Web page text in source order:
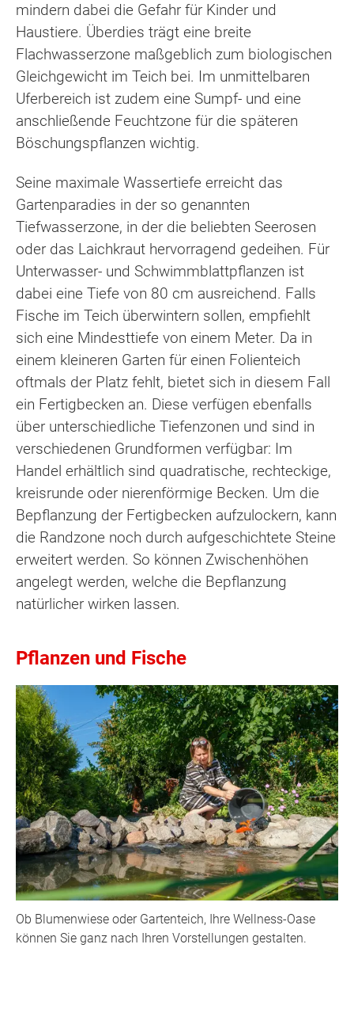
mindern dabei die Gefahr für Kinder und
Haustiere. Überdies trägt eine breite
Flachwasserzone maßgeblich zum biologischen
Gleichgewicht im Teich bei. Im unmittelbaren
Uferbereich ist zudem eine Sumpf- und eine
anschließende Feuchtzone für die späteren
Böschungspflanzen wichtig.
Seine maximale Wassertiefe erreicht das
Gartenparadies in der so genannten
Tiefwasserzone, in der die beliebten Seerosen
oder das Laichkraut hervorragend gedeihen. Für
Unterwasser- und Schwimmblattpflanzen ist
dabei eine Tiefe von 80 cm ausreichend. Falls
Fische im Teich überwintern sollen, empfiehlt
sich eine Mindesttiefe von einem Meter. Da in
einem kleineren Garten für einen Folienteich
oftmals der Platz fehlt, bietet sich in diesem Fall
ein Fertigbecken an. Diese verfügen ebenfalls
über unterschiedliche Tiefenzonen und sind in
verschiedenen Grundformen verfügbar: Im
Handel erhältlich sind quadratische, rechteckige,
kreisrunde oder nierenförmige Becken. Um die
Bepflanzung der Fertigbecken aufzulockern, kann
die Randzone noch durch aufgeschichtete Steine
erweitert werden. So können Zwischenhöhen
angelegt werden, welche die Bepflanzung
natürlicher wirken lassen.
Pflanzen und Fische
Ob Blumenwiese oder Gartenteich, Ihre Wellness-Oase
können Sie ganz nach Ihren Vorstellungen gestalten.